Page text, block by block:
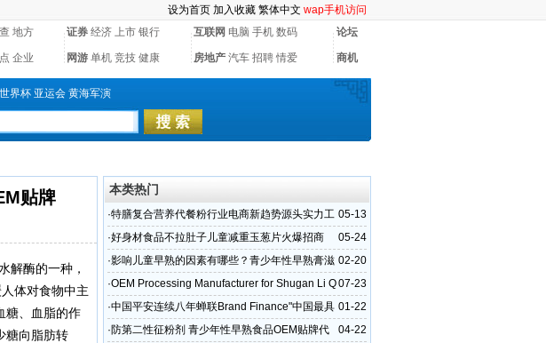
设为首页 加入收藏 繁体中文 wap手机访问
地方 证券 经济 上市 银行 互联网 电脑 手机 数码 论坛
企业 网游 单机 竞技 健康 房地产 汽车 招聘 情爱 商机
界杯 亚运会 黄海军演
贴牌
解酶的一种，
体对食物中主
糖、血脂的作
糖向脂肪转
本类热门
05-13
·特膳复合营养代餐粉行业电商新趋势源头实力工
厂OEM贴牌代工
05-24
·好身材食品不拉肚子儿童减重玉葱片火爆招商
02-20
·影响儿童早熟的因素有哪些？青少年性早熟膏滋
OEM贴牌代工厂
07-23
·OEM Processing Manufacturer for Shugan Li Q
i Gao Z
01-22
·中国平安连续八年蝉联Brand Finance"中国最具
价值保险品牌"
04-22
·防第二性征粉剂 青少年性早熟食品OEM贴牌代